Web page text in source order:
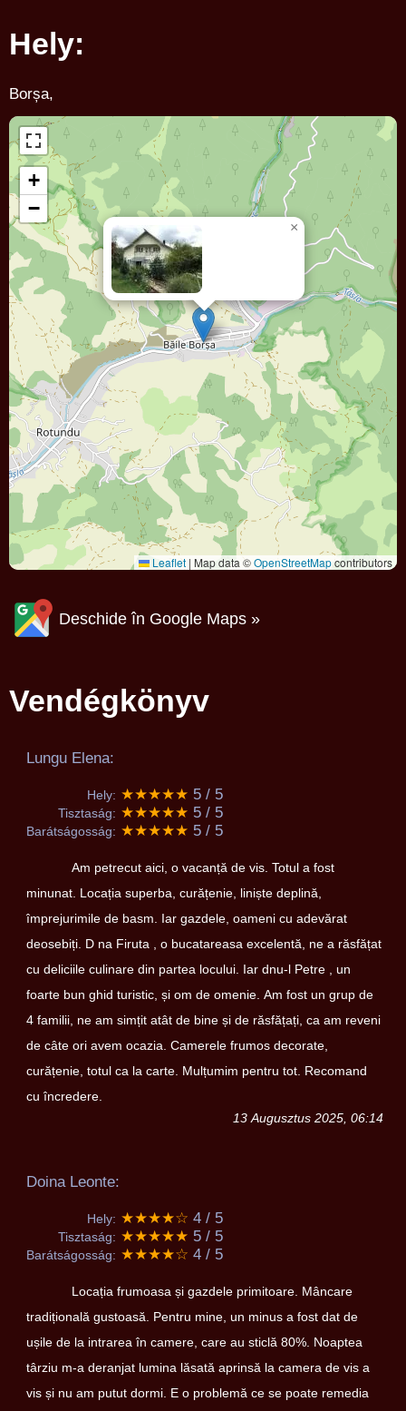
Hely:
Borșa,
×
+
−
Leaflet | Map data ©OpenStreetMapcontributors
Deschide în Google Maps »
Vendégkönyv
Lungu Elena:
Hely: ★★★★★ 5 / 5
Tisztaság: ★★★★★ 5 / 5
Barátságosság: ★★★★★ 5 / 5
Am petrecut aici, o vacanță de vis. Totul a fost
minunat. Locația superba, curățenie, liniște deplină,
împrejurimile de basm. Iar gazdele, oameni cu adevărat
deosebiți. D na Firuta , o bucatareasa excelentă, ne a răsfățat
cu deliciile culinare din partea locului. Iar dnu-l Petre , un
foarte bun ghid turistic, și om de omenie. Am fost un grup de
4 familii, ne am simțit atât de bine și de răsfățați, ca am reveni
de câte ori avem ocazia. Camerele frumos decorate,
curățenie, totul ca la carte. Mulțumim pentru tot. Recomand
cu încredere.
13 Augusztus 2025, 06:14
Doina Leonte:
Hely: ★★★★☆ 4 / 5
Tisztaság: ★★★★★ 5 / 5
Barátságosság: ★★★★☆ 4 / 5
Locația frumoasa și gazdele primitoare. Mâncare
tradițională gustoasă. Pentru mine, un minus a fost dat de
ușile de la intrarea în camere, care au sticlă 80%. Noaptea
târziu m-a deranjat lumina lăsată aprinsă la camera de vis a
vis și nu am putut dormi. E o problemă ce se poate remedia